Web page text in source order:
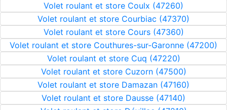
Volet roulant et store Coulx (47260)
Volet roulant et store Courbiac (47370)
Volet roulant et store Cours (47360)
Volet roulant et store Couthures-sur-Garonne (47200)
Volet roulant et store Cuq (47220)
Volet roulant et store Cuzorn (47500)
Volet roulant et store Damazan (47160)
Volet roulant et store Dausse (47140)